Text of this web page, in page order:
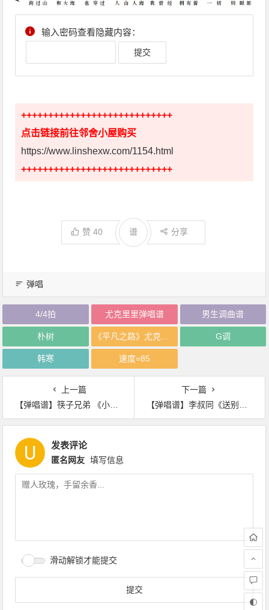
输入密码查看隐藏内容：
++++++++++++++++++++++++++++
点击链接前往邻舍小屋购买
https://www.linshexw.com/1154.html
++++++++++++++++++++++++++++
赞40 分享
谱
弹唱
4/4拍 尤克里里弹唱谱 男生调曲谱
朴树 G调
韩寒 速度=85
上一篇
【弹唱谱】筷子兄弟 《小苹果》四线谱C调Ukulele谱
下一篇
【弹唱谱】李叔同《送别》四线谱C调Ukulele谱
发表评论
匿名网友 填写信息
滑动解锁才能提交